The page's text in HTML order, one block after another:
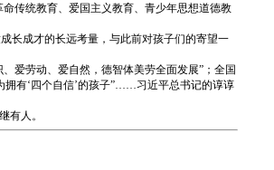
传统教育、爱国主义教育、青少年思想道德教
长成才的长远考量，与此前对孩子们的寄望一
爱劳动、爱自然，德智体美劳全面发展”；全国
拥有‘四个自信’的孩子”……习近平总书记的谆谆
有人。